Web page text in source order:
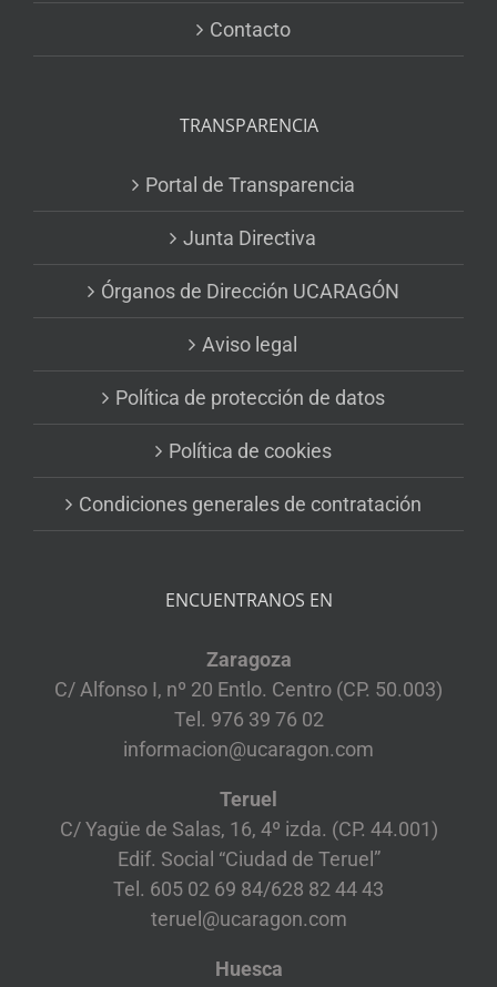
Contacto
TRANSPARENCIA
Portal de Transparencia
Junta Directiva
Órganos de Dirección UCARAGÓN
Aviso legal
Política de protección de datos
Política de cookies
Condiciones generales de contratación
ENCUENTRANOS EN
Zaragoza
C/ Alfonso I, nº 20 Entlo. Centro (CP. 50.003)
Tel. 976 39 76 02
informacion@ucaragon.com
Teruel
C/ Yagüe de Salas, 16, 4º izda. (CP. 44.001)
Edif. Social “Ciudad de Teruel”
Tel. 605 02 69 84/628 82 44 43
teruel@ucaragon.com
Huesca